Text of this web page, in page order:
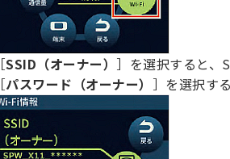
［SSID（オーナー） ］を選択すると、
［パスワード（オーナー） ］を選択す